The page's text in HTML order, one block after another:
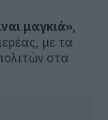
μαγκιά»,
με τα
στα